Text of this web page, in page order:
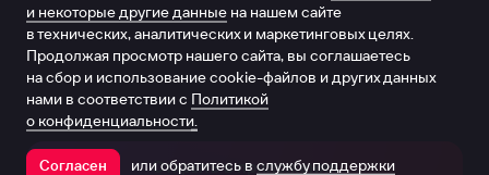
Открыть в приложении
и некоторые другие данные на нашем сайте
в технических, аналитических и маркетинговых целях.
Продолжая просмотр нашего сайта, вы соглашаетесь
на сбор и использование cookie-файлов и других данных
нами в соответствии с Политикой
о конфиденциальности.
Согласен или обратитесь в службу поддержки